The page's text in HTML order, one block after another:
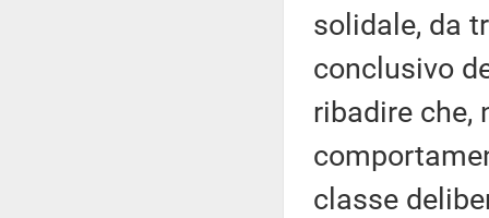
solidale, da
conclusivo
ribadire che,
classe